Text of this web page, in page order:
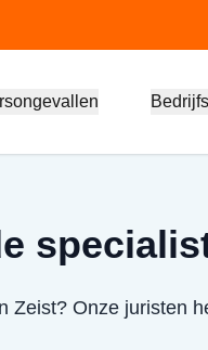
Zeist? Onze juristen